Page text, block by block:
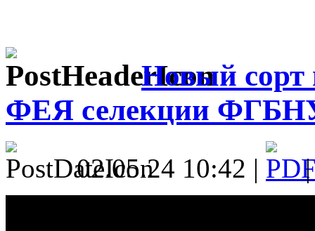
Новый сорт
ФЕЯ селекции
02.05.24 10:42 |